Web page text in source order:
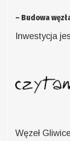
– Budowa
Inwestycja
Węzeł